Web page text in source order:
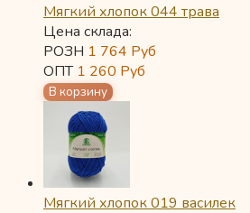
Мягкий хлопок 044 трава
Цена склада:
РОЗН 1 764 Руб
ОПТ 1 260 Руб
Мягкий хлопок 019 василек